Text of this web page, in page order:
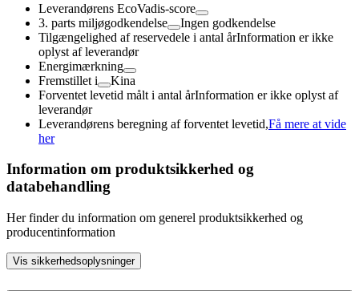
Leverandørens EcoVadis-score
3. parts miljøgodkendelse
Ingen godkendelse
Tilgængelighed af reservedele i antal årInformation er ikke
oplyst af leverandør
Energimærkning
Fremstillet i
Kina
Forventet levetid målt i antal årInformation er ikke oplyst af
leverandør
Leverandørens beregning af forventet levetid,Få mere at vide
her
Information om produktsikkerhed og
databehandling
Her finder du information om generel produktsikkerhed og
producentinformation
Vis sikkerhedsoplysninger